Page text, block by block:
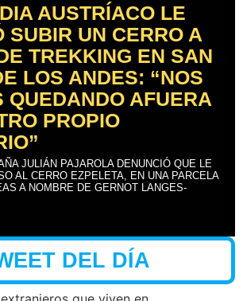
AUSTRÍACO LE
SUBIR UN CERRO A
TREKKING EN SAN
LOS ANDES: “NOS
QUEDANDO AFUERA
PROPIO
JULIÁN PAJAROLA DENUNCIÓ QUE LE
AL CERRO EZPELETA, EN UNA PARCELA
A NOMBRE DE GERNOT LANGES-
DEL DÍA